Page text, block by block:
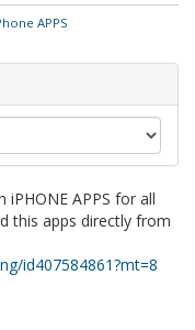
APPS
APPS for all
this apps directly from
id407584861?mt=8